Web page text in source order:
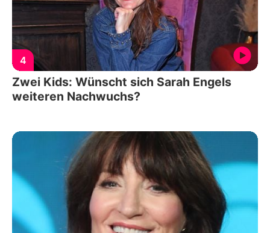
4
Zwei Kids: Wünscht sich Sarah Engels
weiteren Nachwuchs?